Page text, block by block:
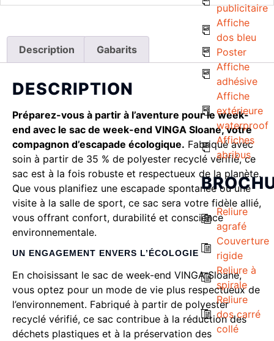
publicitaire
Affiche
dos bleu
Poster
Affiche
adhésive
Affiche
extérieure
waterproof
Affiches
abribus
Reliure
agrafé
Couverture
rigide
Reliure à
spirale
Reliure
dos carré
collé
Description Gabarits
DESCRIPTION
Préparez-vous à partir à l’aventure pour le week-
end avec le sac de week-end VINGA Sloane, votre
compagnon d’escapade écologique. Fabriqué avec
soin à partir de 35 % de polyester recyclé vérifié, ce
sac est à la fois robuste et respectueux de la planète.
Que vous planifiez une escapade spontanée ou une
visite à la salle de sport, ce sac sera votre fidèle allié,
vous offrant confort, durabilité et conscience
environnementale.
UN ENGAGEMENT ENVERS L’ÉCOLOGIE
En choisissant le sac de week-end VINGA Sloane,
vous optez pour un mode de vie plus respectueux de
l’environnement. Fabriqué à partir de polyester
recyclé vérifié, ce sac contribue à la réduction des
déchets plastiques et à la préservation des